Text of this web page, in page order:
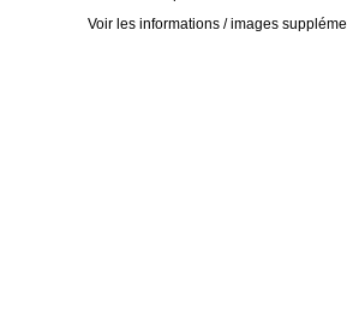
Voir les informations / images